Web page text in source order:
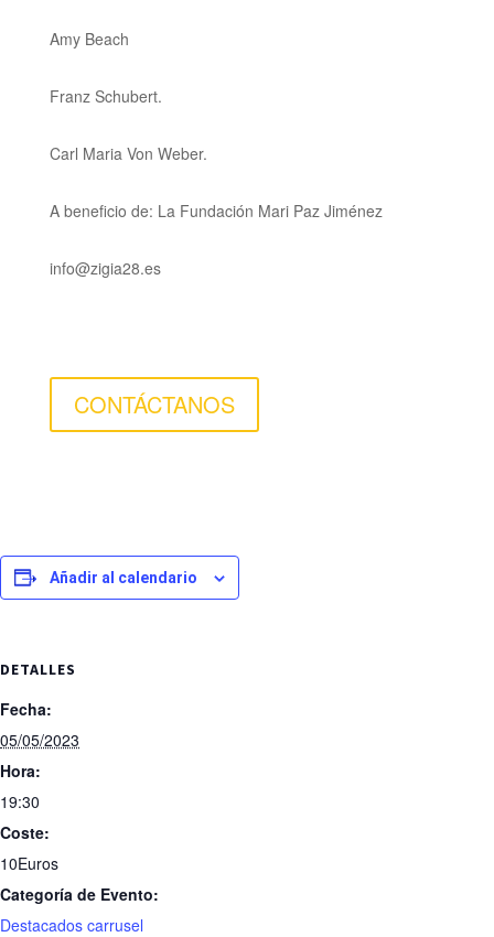
Amy Beach
Franz Schubert.
Carl Maria Von Weber.
A beneficio de: La Fundación Mari Paz Jiménez
info@zigia28.es
CONTÁCTANOS
Añadir al calendario
DETALLES
Fecha:
05/05/2023
Hora:
19:30
Coste:
10Euros
Categoría de Evento:
Destacados carrusel